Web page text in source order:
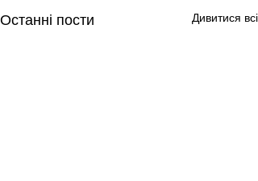
Останні пости Дивитися всі